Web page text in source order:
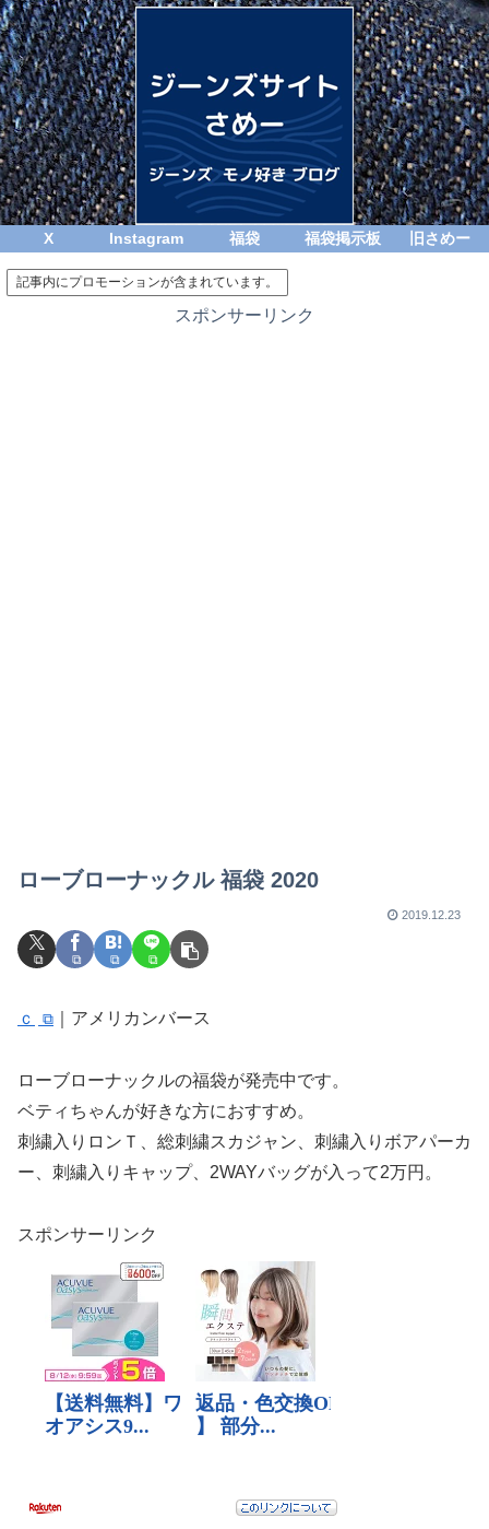
X Instagram 福袋 福袋掲示板 旧さめー
記事内にプロモーションが含まれています。
スポンサーリンク
ローブローナックル 福袋 2020
2019.12.23
ｃ ｜アメリカンバース
ローブローナックルの福袋が発売中です。
ベティちゃんが好きな方におすすめ。
刺繍入りロンＴ、総刺繍スカジャン、刺繍入りボアパーカ
ー、刺繍入りキャップ、2WAYバッグが入って2万円。
スポンサーリンク